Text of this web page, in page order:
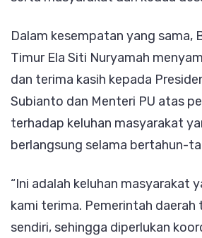
Dalam kesempatan yang sama,
Timur Ela Siti Nuryamah
dan terima kasih kepada
Subianto dan Menteri PU atas
terhadap keluhan masyarakat
berlangsung selama bertahun-
“Ini adalah keluhan masyarakat
kami terima. Pemerintah daerah
sendiri, sehingga diperlukan